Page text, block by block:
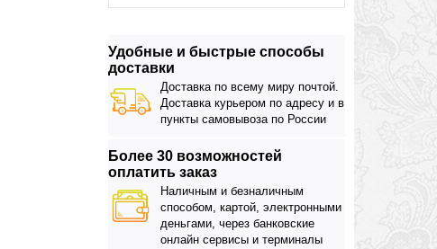
Удобные и быстрые способы
доставки
Доставка по всему миру почтой.
Доставка курьером по адресу и в
пункты самовывоза по России
Более 30 возможностей
оплатить заказ
Наличным и безналичным
способом, картой, электронными
деньгами, через банковские
онлайн сервисы и терминалы